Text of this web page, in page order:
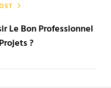
Le Bon Professionnel
?